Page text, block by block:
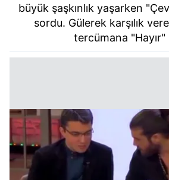
büyük şaşkınlık yaşarken
sordu. Gülerek karşılık
tercümana "Hayır"